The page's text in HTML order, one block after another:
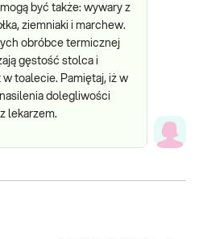
być także: wywary z
ziemniaki i marchew.
obróbce termicznej
gęstość stolca i
toalecie. Pamiętaj, iż w
dolegliwości
lekarzem.